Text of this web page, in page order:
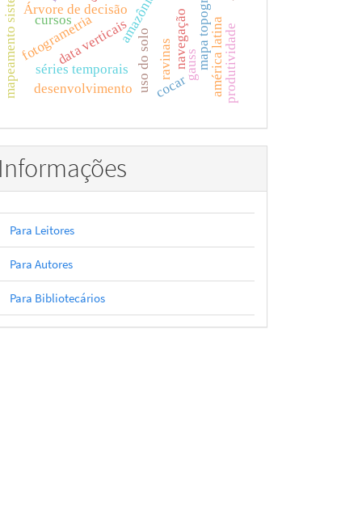
data verticais ravinas
uso do solo
Árvore de decisão
séries temporais navegação
fotogrametria
mapeamento sistemático cocar
gauss
desenvolvimento américa latinaprodutividade
cursos
Informações
Para Leitores
Para Autores
Para Bibliotecários